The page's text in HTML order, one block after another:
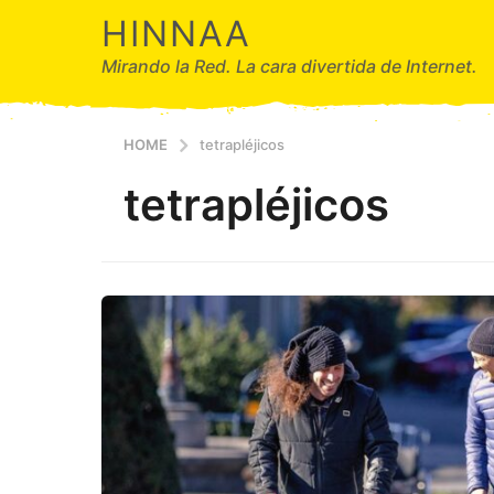
HINNAA
Mirando la Red. La cara divertida de Internet.
HOME tetrapléjicos
tetrapléjicos